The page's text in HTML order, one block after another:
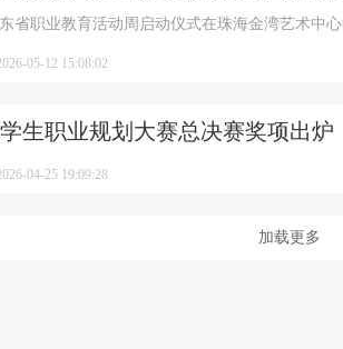
省职业教育活动周启动仪式在珠海金湾艺术中
05-12 15:08:02
生职业规划大赛总决赛奖项出炉
04-25 19:09:28
加载更多